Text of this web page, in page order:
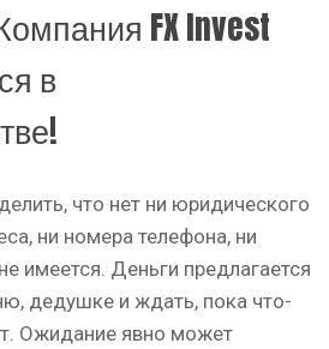
FX Invest
в
что нет ни юридического
ни номера телефона, ни
имеется. Деньги предлагается
дедушке и ждать, пока что-
Ожидание явно может